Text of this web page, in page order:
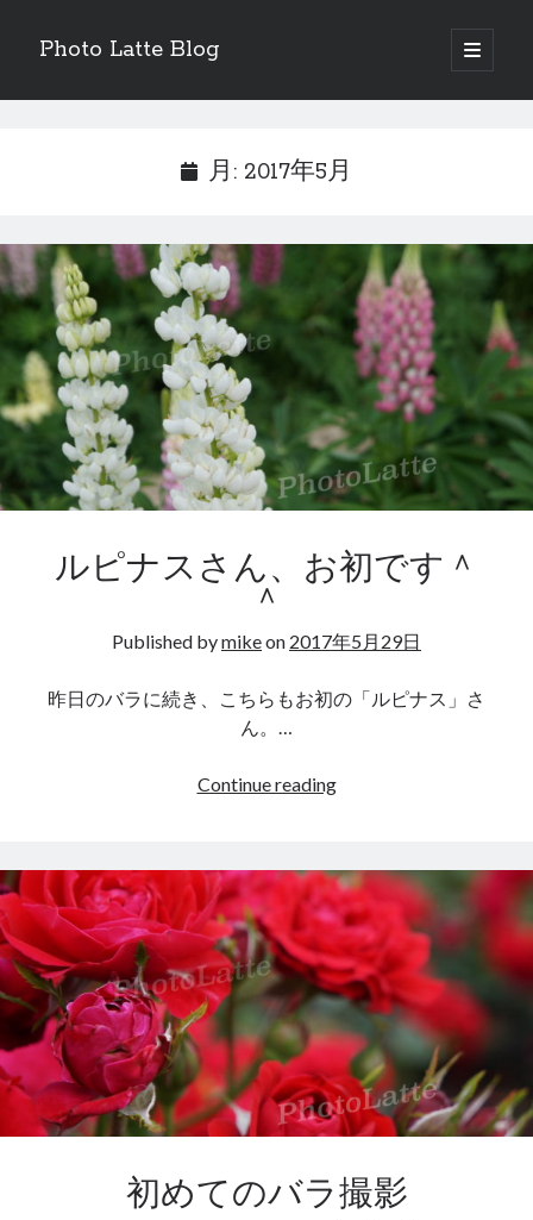
Photo Latte Blog
open
primary
Sidebar
最近の投稿
見本のような快晴な日にお出かけした話
2021年、梅雨の写真はもちろん紫陽花たち
2021年の桜はいつのまにか見頃が終わりかけでした。。。
撮影に行けないから、写真加工してみる週末。
気が付けば２月
Sponsor
月: 2017年5月
ルピナスさん、お初です＾
＾
Published bymikeon 2017年5月29日
昨日のバラに続き、こちらもお初の「ルピナス」さ
ん。…
Continue readingル
ス
さ
ん、
お
初
で
す
＾
＾
初めてのバラ撮影